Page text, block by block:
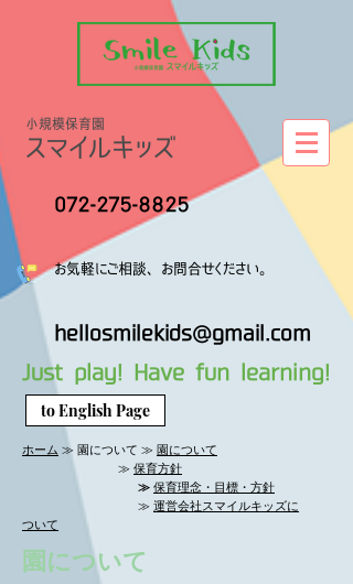
小規模保育園
スマイルキッズ
072-275-8825
​お気軽にご相談、お問合せください。
hellosmilekids@gmail.com
Just play! Have fun learning!
to English Page
ホーム ≫ 園について ≫ 園について
≫ 保育方針
≫ 保育理念・目標・方針
≫ 運営会社スマイルキッズに
ついて
​園について